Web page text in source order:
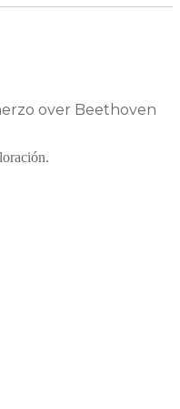
over Beethoven